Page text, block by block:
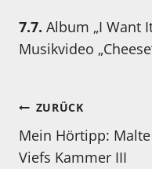
7.7. Album „I Want
Musikvideo
ZURÜCK
Mein Hörtipp: Malte
Viefs Kammer III